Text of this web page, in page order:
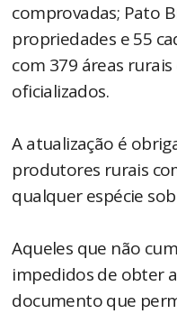
comprovadas; Pato
propriedades e 55
com 379 áreas
oficializados.
A atualização é
produtores rurais
qualquer espécie
Aqueles que não
impedidos de obter
documento que